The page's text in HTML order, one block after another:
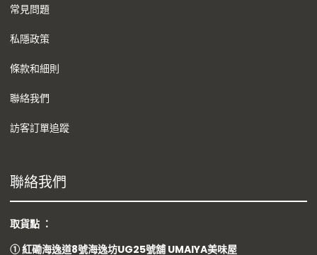
常見問題
私隱政策
條款和細則
聯絡我們
訪客訂單追蹤
聯絡我們
取貨點 ：
①紅磡海逸道8號海逸坊UG25號舖 UMAIYA美味屋